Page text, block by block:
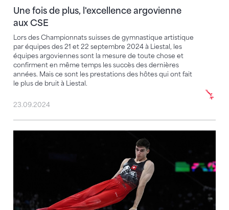
Une fois de plus, l'excellence argovienne
aux CSE
Lors des Championnats suisses de gymnastique artistique
par équipes des 21 et 22 septembre 2024 à Liestal, les
équipes argoviennes sont la mesure de toute chose et
confirment en même temps les succès des dernières
années. Mais ce sont les prestations des hôtes qui ont fait
le plus de bruit à Liestal.
23.09.2024
10ème place historique pour Matteo Giubellini –